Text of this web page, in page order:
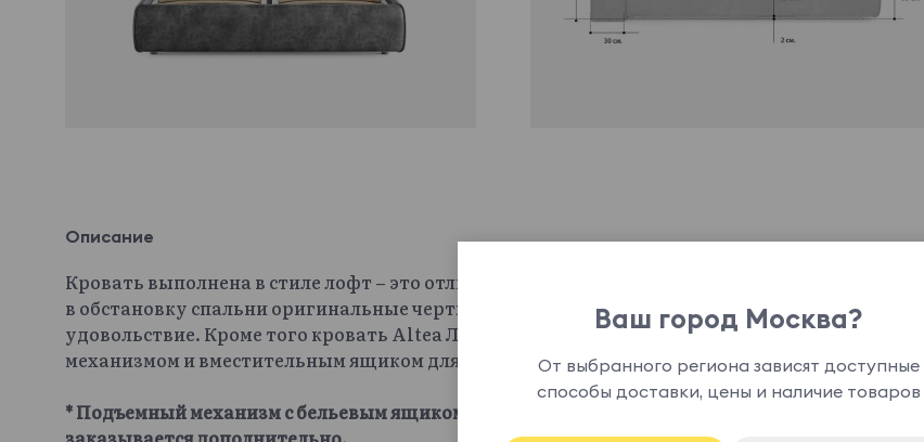
Описание
Кровать выполнена в стиле лофт – это отличное дизайнерское решение, способное привнести
в обстановку спальни оригинальные черты и доставить истинное эстетическое
удовольствие. Кроме того кровать Altea Лофт может быть укомплектована подъемным
механизмом и вместительным ящиком для хранения.
* Подъемный механизм с бельевым ящиком и основание кровати является опцией и
Ваш город Москва?
От выбранного региона зависят доступные
способы доставки, цены и наличие товаров